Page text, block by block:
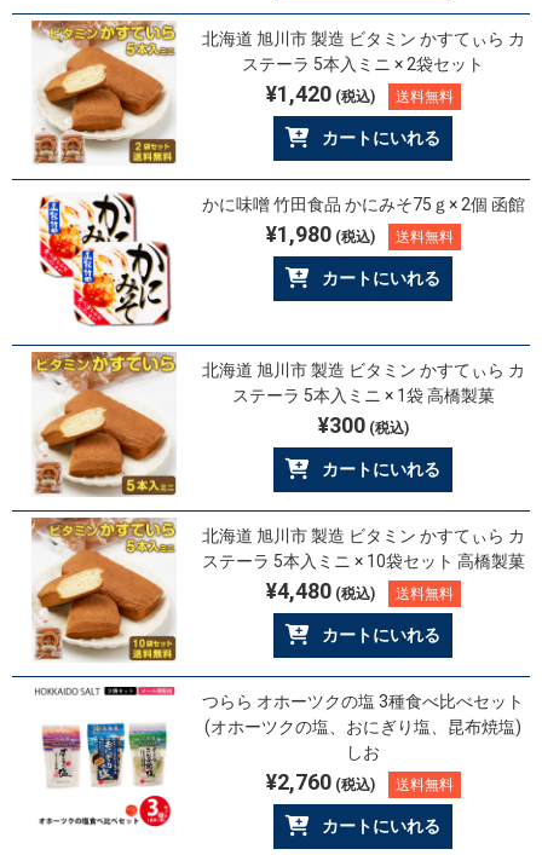
北海道 旭川市 製造 ビタミン かすてぃら カ
ステーラ 5本入ミニ × 2袋セット
¥1,420(税込) 送料無料
カートにいれる
かに味噌 竹田食品 かにみそ75ｇ× 2個 函館
¥1,980(税込) 送料無料
カートにいれる
北海道 旭川市 製造 ビタミン かすてぃら カ
ステーラ 5本入ミニ × 1袋 高橋製菓
¥300(税込)
カートにいれる
北海道 旭川市 製造 ビタミン かすてぃら カ
ステーラ 5本入ミニ × 10袋セット 高橋製菓
¥4,480(税込) 送料無料
カートにいれる
つらら オホーツクの塩 3種食べ比べセット
(オホーツクの塩、おにぎり塩、昆布焼塩)
しお
¥2,760(税込) 送料無料
カートにいれる